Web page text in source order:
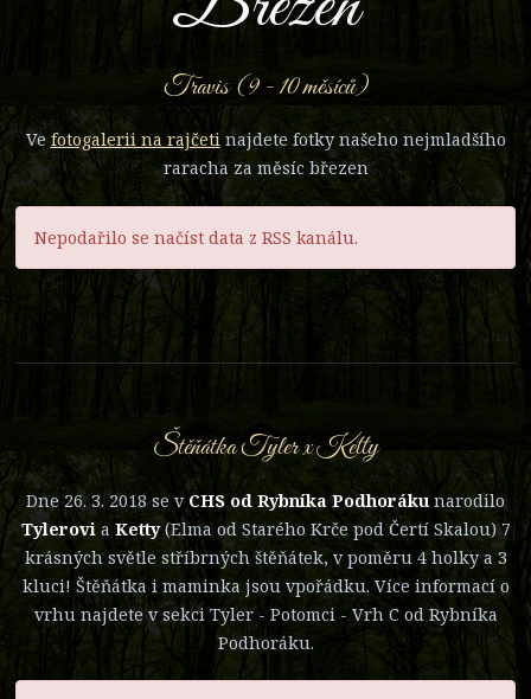
Travis (9 - 10 měsíců)
Ve fotogalerii na rajčetinajdete fotky našeho nejmladšího
raracha za měsíc březen
Nepodařilo se načíst data z RSS kanálu.
Štěňátka Tyler x Ketty
Dne 26. 3. 2018 se v CHS od Rybníka Podhoráku narodilo
Tylerovi a Ketty(Elma od Starého Krče pod Čertí Skalou) 7
krásných světle stříbrných štěňátek, v poměru 4 holky a 3
kluci! Štěňátka i maminka jsou vpořádku. Více informací o
vrhu najdete v sekci Tyler - Potomci - Vrh C od Rybníka
Podhoráku.